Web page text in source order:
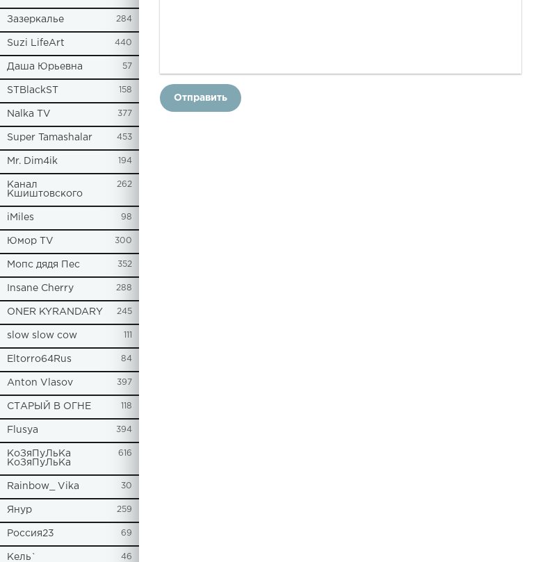
Зазеркалье 284
Suzi LifeArt 440
Даша Юрьевна 57
STBlackST 158
Nalka TV 377
Super Tamashalar 453
Mr. Dim4ik 194
Канал
Кшиштовского
262
iMiles 98
Юмор TV 300
Мопс дядя Пес 352
Insane Cherry 288
ONER KYRANDARY 245
slow slow cow 111
Eltorro64Rus 84
Anton Vlasov 397
СТАРЫЙ В ОГНЕ 118
Flusya 394
КоЗяПуЛьКа
КоЗяПуЛьКа
616
Rainbow_ Vika 30
Янур 259
Россия23 69
Кель` 46
Отправить